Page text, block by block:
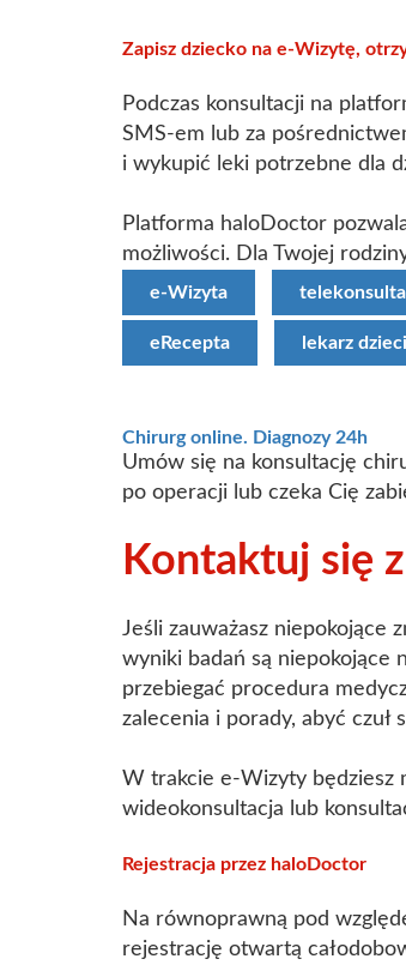
Zapisz dziecko na e-Wizytę,
Podczas konsultacji na
SMS-em lub za
i wykupić leki potrzebne dla
Platforma haloDoctor
możliwości. Dla Twojej
e-Wizyta
eRecepta lekarz
Chirurg online. Diagnozy 24h
Umów się na konsultację
po operacji lub czeka Cię
Kontaktuj się
Jeśli zauważasz niepokojące
wyniki badań są niepokojące
przebiegać procedura
zalecenia i porady, abyć
W trakcie e-Wizyty będziesz
wideokonsultacja lub
Rejestracja przez haloDoctor
Na równoprawną pod
rejestrację otwartą